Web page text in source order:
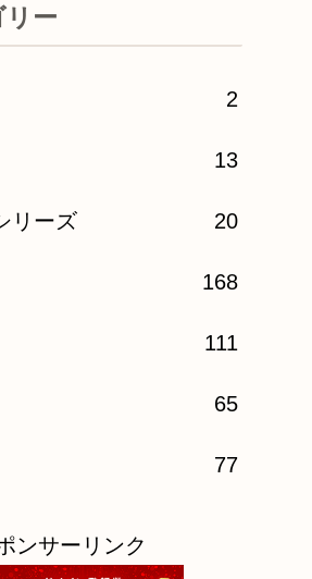
リー
2
13
リーズ 20
168
111
65
77
ンサーリンク